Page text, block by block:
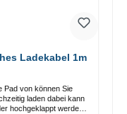
Ladekabel 1m
können Sie
laden dabei kann
hochgeklappt werden.